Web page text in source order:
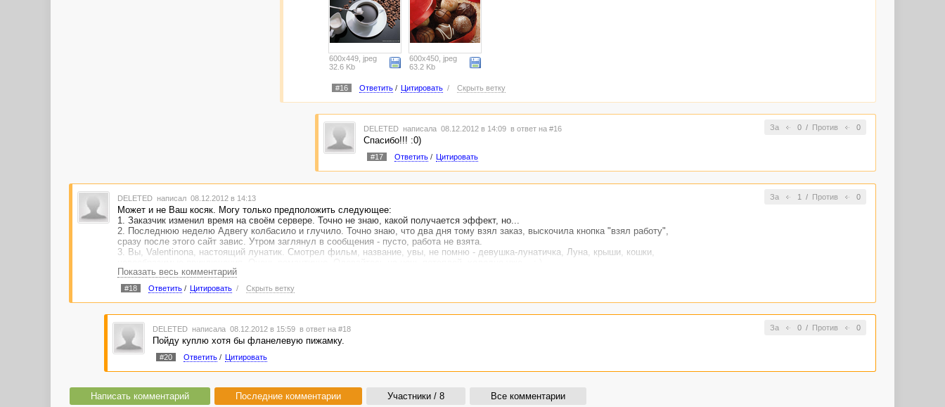
600x449, jpeg
32.6 Kb
600x450, jpeg
63.2 Kb
#16 Ответить/ Цитировать / Скрыть ветку
За 0/ Против 0
DELETED написала 08.12.2012 в 14:09 в ответ на #16
Спасибо!!! :0)
#17 Ответить/ Цитировать
За 1 / Против 0
DELETED написал 08.12.2012 в 14:13
Может и не Ваш косяк. Могу только предположить следующее:
1. Заказчик изменил время на своём сервере. Точно не знаю, какой получается эффект, но...
2. Последнюю неделю Адвегу колбасило и глучило. Точно знаю, что два дня тому взял заказ, выскочила кнопка "взял работу",
сразу после этого сайт завис. Утром заглянул в сообщения - пусто, работа не взята.
3. Вы, Valentinona, настоящий лунатик. Смотрел фильм, название, увы, не помню - девушка-лунатичка, Луна, крыши, кошки,
Показать весь комментарий
#18 Ответить/ Цитировать / Скрыть ветку
За 0/ Против 0
DELETED написала 08.12.2012 в 15:59 в ответ на #18
Пойду куплю хотя бы фланелевую пижамку.
#20 Ответить/ Цитировать
Написать комментарий Последние комментарии Участники / 8 Все комментарии